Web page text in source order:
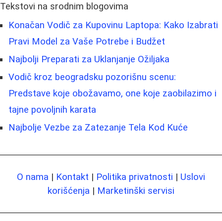
Tekstovi na srodnim blogovima
Konačan Vodič za Kupovinu Laptopa: Kako Izabrati
Pravi Model za Vaše Potrebe i Budžet
Najbolji Preparati za Uklanjanje Ožiljaka
Vodič kroz beogradsku pozorišnu scenu:
Predstave koje obožavamo, one koje zaobilazimo i
tajne povoljnih karata
Najbolje Vezbe za Zatezanje Tela Kod Kuće
O nama | Kontakt | Politika privatnosti | Uslovi
korišćenja | Marketinški servisi